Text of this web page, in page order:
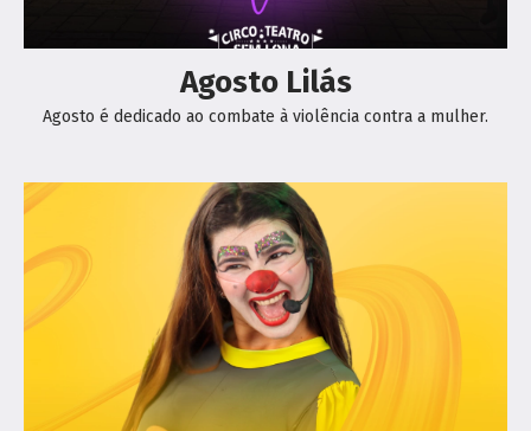
Agosto Lilás
Agosto é dedicado ao combate à violência contra a mulher.